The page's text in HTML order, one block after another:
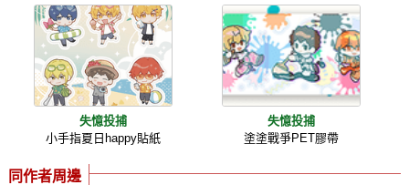
失憶投捕
小手指夏日happy貼紙
失憶投捕
塗塗戰爭PET膠帶
同作者周邊